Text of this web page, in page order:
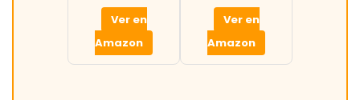
Ver en
Amazon
Ver en
Amazon